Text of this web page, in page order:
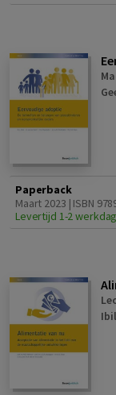
Paperback
Maart 2023 | ISBN
Levertijd 1-2